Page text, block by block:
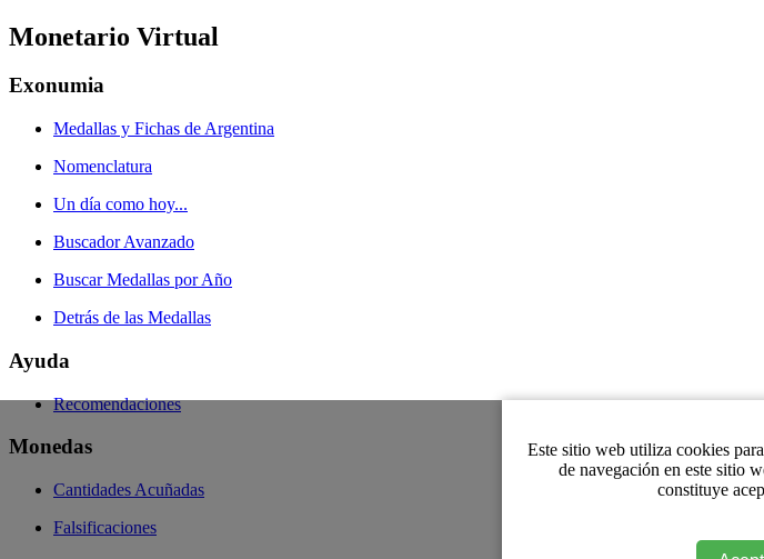
Este sitio web utiliza cookies
de navegación en este sitio
constituye
Monetario Virtual
Exonumia
Medallas y Fichas de Argentina
Nomenclatura
Un día como hoy...
Buscador Avanzado
Buscar Medallas por Año
Detrás de las Medallas
Ayuda
Recomendaciones
Monedas
Cantidades Acuñadas
Falsificaciones